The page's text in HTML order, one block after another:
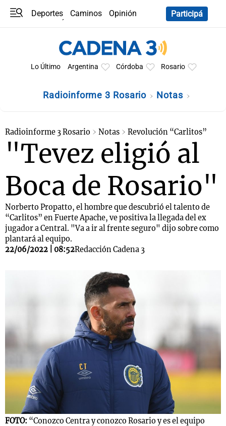
Deportes Caminos
Opinión
Participá
Lo Último Argentina Córdoba Rosario
Radioinforme 3 Rosario Notas
Radioinforme 3 Rosario Notas Revolución “Carlitos”
"Tevez eligió al
Boca de Rosario"
Norberto Propatto, el hombre que descubrió el talento de
“Carlitos” en Fuerte Apache, ve positiva la llegada del ex
jugador a Central. "Va a ir al frente seguro" dijo sobre como
plantará al equipo.
22/06/2022 | 08:52Redacción Cadena 3
FOTO: “Conozco Centra y conozco Rosario y es el equipo